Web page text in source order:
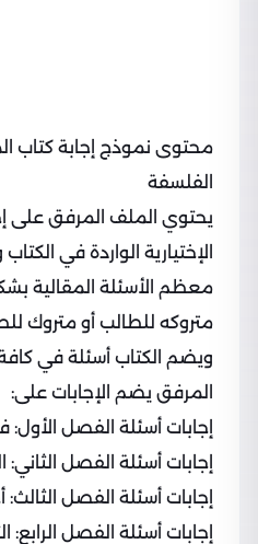
محتوى نموذج إجابة كتاب
الفلسفة
يحتوي الملف المرفق على
الإختيارية الواردة في
معظم الأسئلة المقالية
متروكه للطالب أو متروك
ويضم الكتاب أسئلة في
المرفق يضم الإجابات على:
إجابات أسئلة الفصل الأول:
إجابات أسئلة الفصل الثاني:
إجابات أسئلة الفصل الثالث:
إجابات أسئلة الفصل